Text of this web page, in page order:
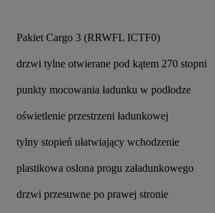
Pakiet Cargo 3 (RRWFL ICTF0)
drzwi tylne otwierane pod kątem 270 stopni
punkty mocowania ładunku w podłodze
oświetlenie przestrzeni ładunkowej
tylny stopień ułatwiający wchodzenie
plastikowa oslona progu załadunkowego
drzwi przesuwne po prawej stronie